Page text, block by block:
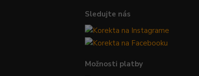
Sledujte nás
Možnosti platby